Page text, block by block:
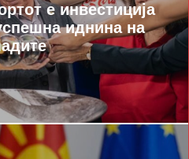
е инвестиција
иднина на